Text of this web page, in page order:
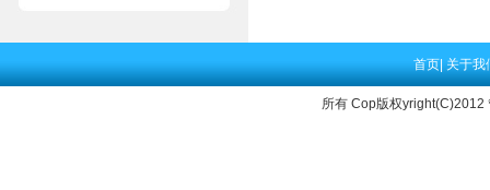
首页 关于
所有 Cop版权yright(C)2012